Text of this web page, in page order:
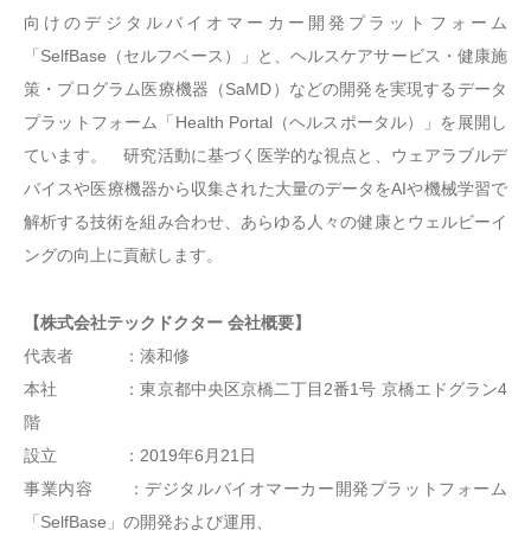
向けのデジタルバイオマーカー開発プラットフォーム
「SelfBase（セルフベース）」と、ヘルスケアサービス・健康施
策・プログラム医療機器（SaMD）などの開発を実現するデータ
プラットフォーム「Health Portal（ヘルスポータル）」を展開し
ています。 研究活動に基づく医学的な視点と、ウェアラブルデ
バイスや医療機器から収集された大量のデータをAIや機械学習で
解析する技術を組み合わせ、あらゆる人々の健康とウェルビーイ
ングの向上に貢献します。
【株式会社テックドクター 会社概要】
代表者 ：湊和修
本社 ：東京都中央区京橋二丁目2番1号 京橋エドグラン4
階
設立 ：2019年6月21日
事業内容 ：デジタルバイオマーカー開発プラットフォーム
「SelfBase」の開発および運用、